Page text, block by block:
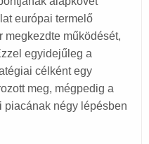
európai termelő
megkezdte működését,
egyidejűleg a
célként egy
meg, mégpedig a
piacának négy lépésben